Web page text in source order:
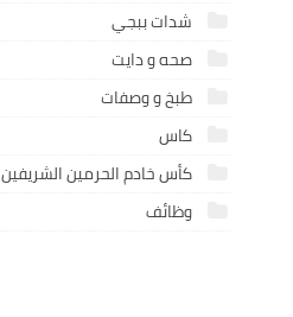
شدات ببجي
صحه و دايت
طبخ و وصفات
كاس
كأس خادم الحرمين الشريفين
وظائف